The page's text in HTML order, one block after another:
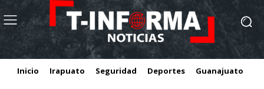
Inicio Irapuato Seguridad Deportes Guanajuato